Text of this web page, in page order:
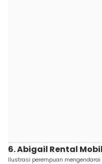
6. Abigail Rental Mobil
Ilustrasi perempuan